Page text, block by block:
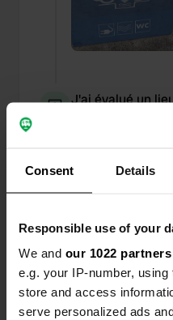
Consent Details
Responsible use of your
We and our 1022 partners
e.g. your IP-number,
store and access
serve personalized ads
J'ai évalué un
qui traîne en partie
avec de l'eau. Quel
Traduit par Google
J'ai évalué un